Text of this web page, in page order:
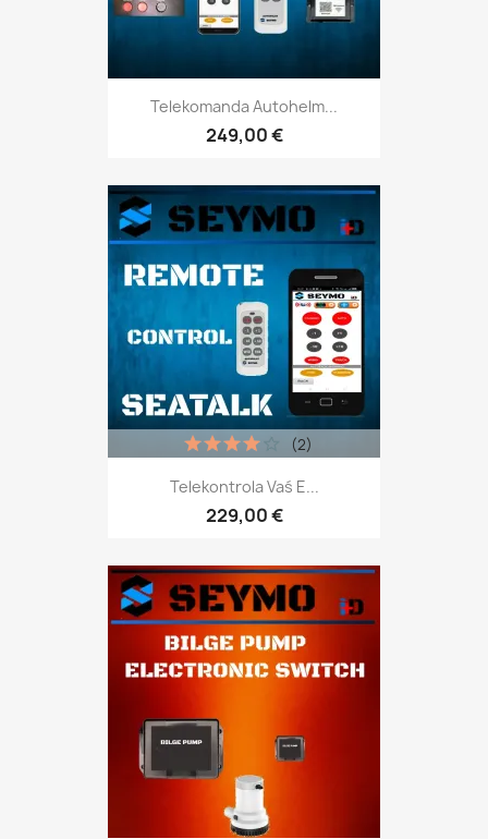
Telekomanda Autohelm...
249,00 €
Telekontrola Vaś E...
229,00 €
(2)